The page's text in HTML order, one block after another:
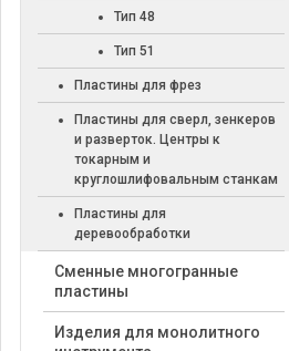
Тип 48
Тип 51
Пластины для фрез
Пластины для сверл, зенкеров
и разверток. Центры к
токарным и
круглошлифовальным станкам
Пластины для
деревообработки
Cменные многогранные
пластины
Изделия для монолитного